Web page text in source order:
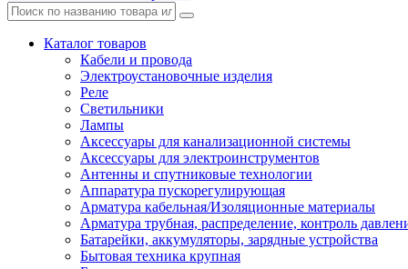
Каталог товаров
Кабели и провода
Электроустановочные изделия
Реле
Светильники
Лампы
Аксессуары для канализационной системы
Аксессуары для электроинструментов
Антенны и спутниковые технологии
Аппаратура пускорегулирующая
Арматура кабельная/Изоляционные материалы
Арматура трубная, распределение, контроль
Батарейки, аккумуляторы, зарядные устройства
Бытовая техника крупная